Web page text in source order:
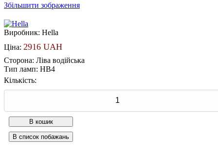
Збільшити зображення
Виробник: Hella
Ціна: 2916 UAH
Сторона: Ліва водійська
Тип ламп: HB4
Кількість: